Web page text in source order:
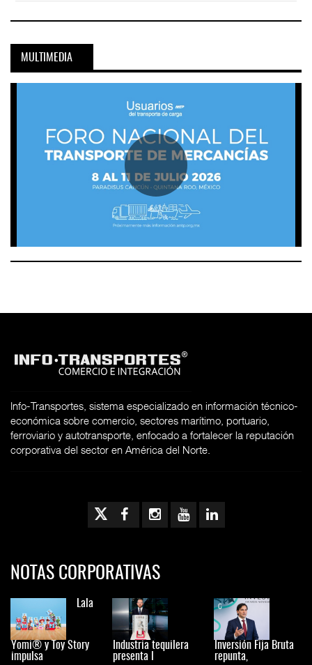
MULTIMEDIA
Info-Transportes, sistema especializado en información técnico-
económica sobre comercio, sectores marítimo, portuario,
ferroviario y autotransporte, enfocado a fortalecer la reputación
corporativa del sector en América del Norte.
NOTAS CORPORATIVAS
Lala
Yomi® y Toy Story
impulsa
Industria tequilera
presenta l
Inversión Fija Bruta
repunta,